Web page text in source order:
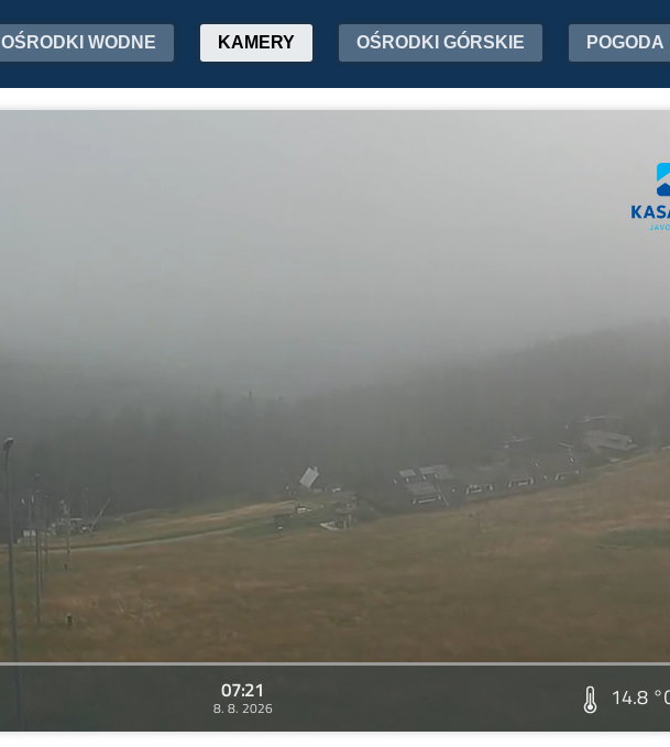
OŚRODKI WODNE KAMERY OŚRODKI GÓRSKIE POGODA
07:21
8. 8. 2026 14.8